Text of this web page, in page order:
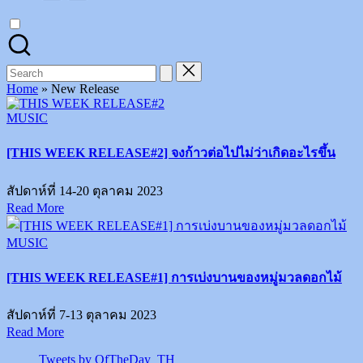
Search
for:
Home » New Release
Posted
MUSIC
[THIS WEEK RELEASE#2] จงก้าวต่อไปไม่ว่าเกิดอะไรขึ้น
สัปดาห์ที่ 14-20 ตุลาคม 2023
Read More
Posted
MUSIC
[THIS WEEK RELEASE#1] การเบ่งบานของหมู่มวลดอกไม้
สัปดาห์ที่ 7-13 ตุลาคม 2023
Read More
Tweets by OfTheDay_TH